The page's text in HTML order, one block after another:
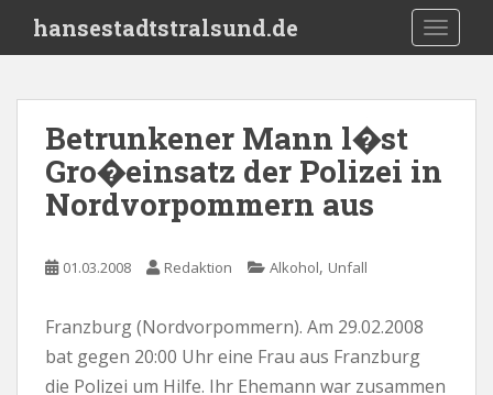
i
hansestadtstralsund.de
Betrunkener Mann l�st
Gro�einsatz der Polizei in
Nordvorpommern aus
01.03.2008 Redaktion Alkohol, Unfall
Franzburg (Nordvorpommern). Am 29.02.2008
bat gegen 20:00 Uhr eine Frau aus Franzburg
die Polizei um Hilfe. Ihr Ehemann war zusammen